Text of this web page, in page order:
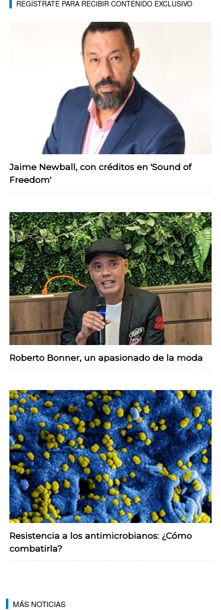
REGÍSTRATE PARA RECIBIR CONTENIDO EXCLUSIVO
Jaime Newball, con créditos en 'Sound of
Freedom'
Roberto Bonner, un apasionado de la moda
Resistencia a los antimicrobianos: ¿Cómo
combatirla?
MÁS NOTICIAS